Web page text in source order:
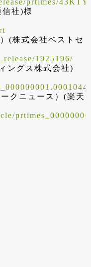
信社)様
(株式会社ベストセ
1925196/
ングス株式会社)
クニュース）(楽天